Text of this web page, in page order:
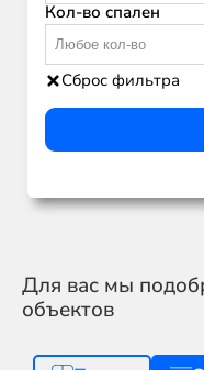
Кол-во спален
Любое кол-во
Сброс фильтра
Для вас мы
объектов